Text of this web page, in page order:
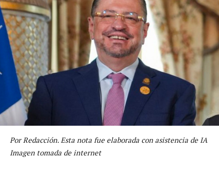
Por Redacción. Esta nota fue elaborada con asistencia de IA
Imagen tomada de internet